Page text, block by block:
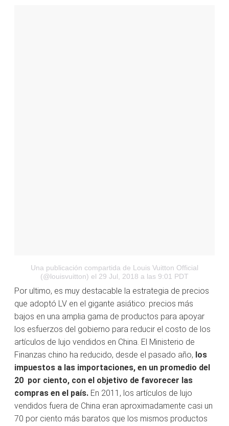
Una publicación compartida de Louis Vuitton Official
(@louisvuitton) el 29 Jul, 2018 a las 9:01 PDT
Por ultimo, es muy destacable la estrategia de precios
que adoptó LV en el gigante asiático: precios más
bajos en una amplia gama de productos para apoyar
los esfuerzos del gobierno para reducir el costo de los
artículos de lujo vendidos en China. El Ministerio de
Finanzas chino ha reducido, desde el pasado año, los
impuestos a las importaciones, en un promedio del
20 por ciento, con el objetivo de favorecer las
compras en el país. En 2011, los artículos de lujo
vendidos fuera de China eran aproximadamente casi un
70 por ciento más baratos que los mismos productos